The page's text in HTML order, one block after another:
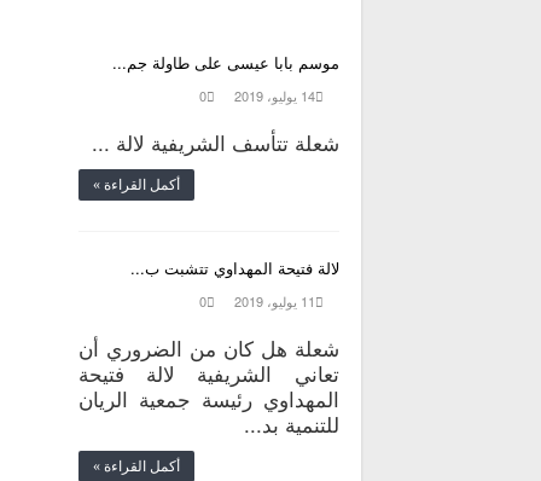
موسم بابا عيسى على طاولة جم...
14 يوليو، 2019 0
شعلة تتأسف الشريفية لالة ...
أكمل القراءة »
لالة فتيحة المهداوي تتشبت ب...
11 يوليو، 2019 0
شعلة هل كان من الضروري أن
تعاني الشريفية لالة فتيحة
المهداوي رئيسة جمعية الريان
للتنمية بد...
أكمل القراءة »